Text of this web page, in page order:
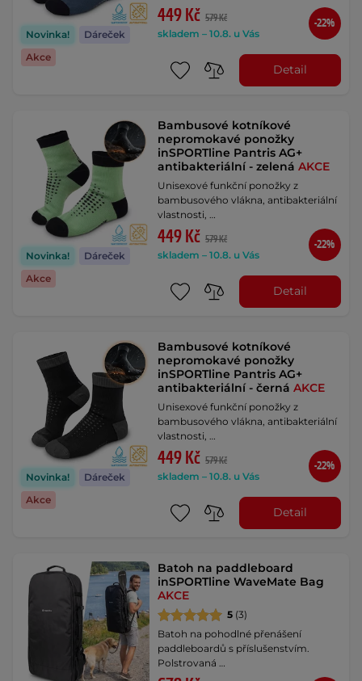
Novinka!
Dáreček
Akce
449 Kč 579 Kč
skladem – 10.8. u Vás
-22%
Detail
Novinka!
Dáreček
Akce
Bambusové kotníkové
nepromokavé ponožky
inSPORTline Pantris AG+
antibakteriální - zelenáAKCE
Unisexové funkční ponožky z
bambusového vlákna, antibakteriální
vlastnosti, …
449 Kč 579 Kč
skladem – 10.8. u Vás
-22%
Detail
Novinka!
Dáreček
Akce
Bambusové kotníkové
nepromokavé ponožky
inSPORTline Pantris AG+
antibakteriální - černáAKCE
Unisexové funkční ponožky z
bambusového vlákna, antibakteriální
vlastnosti, …
449 Kč 579 Kč
skladem – 10.8. u Vás
-22%
Detail
Batoh na paddleboard
inSPORTline WaveMate Bag
AKCE
5 (3)
Batoh na pohodlné přenášení
paddleboardů s příslušenstvím.
Polstrovaná …